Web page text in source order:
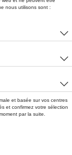
auprès de votre
parfaitement